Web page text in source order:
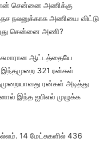
சென்னை அணிக்கு
நலனுக்காக அணியை விட்டு
சென்னை அணி?
ஆட்டத்தையே
இந்தமுறை 321 ரன்கள்
ரன்கள் அடித்து
இந்த ஐபிஎல் முழுக்க
14 மேட்சுகளில் 436